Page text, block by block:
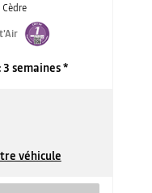
semaines *
véhicule